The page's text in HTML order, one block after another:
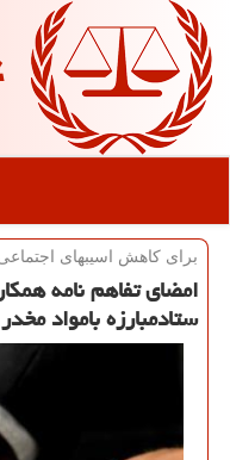
برای كاهش اسیبهای
امضای تفاهم نامه
ستادمبارزه بامواد مخدر